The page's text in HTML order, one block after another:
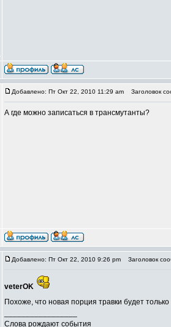
Добавлено: Пт Окт 22, 2010 11:29 am Заголовок
А где можно записаться в трансмутанты?
Добавлено: Пт Окт 22, 2010 9:26 pm Заголовок
veterOK
Похоже, что новая порция травки будет
Слова рождают события